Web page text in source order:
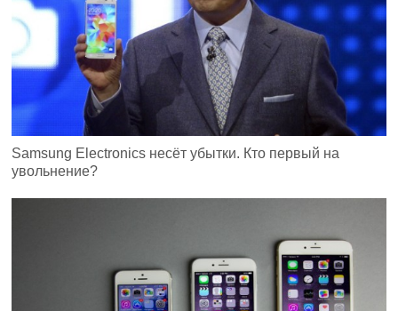
Samsung Electronics несёт убытки. Кто первый на
увольнение?